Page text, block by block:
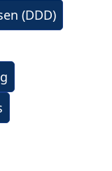
(DDD)